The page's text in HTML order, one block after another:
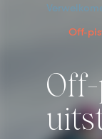
Off-
Off-piste